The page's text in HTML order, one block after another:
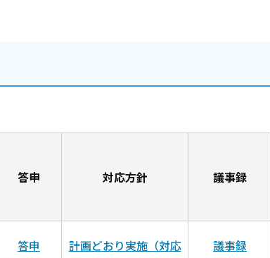
答申 対応方針 議事録
答申
計画どおり実施（対応
議事録